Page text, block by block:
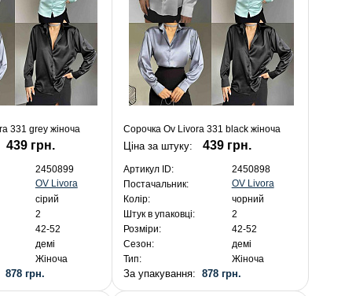
331 grey жіноча
439 грн.
2450899
OV Livora
сірий
2
42-52
демі
Жіноча
878 грн.
Сорочка Ov Livora 331 black жіноча
Ціна за штуку: 439 грн.
Артикул ID:
2450898
Постачальник:
OV Livora
Колір:
чорний
Штук в упаковці:
2
Розміри:
42-52
Сезон:
демі
Тип:
Жіноча
За упакування: 878 грн.